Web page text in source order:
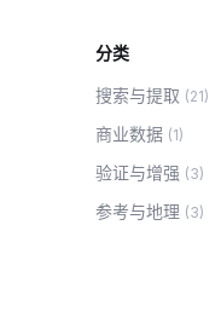
分类
搜索与提取 (21)
商业数据 (1)
验证与增强 (3)
参考与地理 (3)